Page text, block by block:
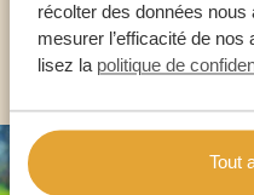
récolter des données nous
mesurer l’efficacité de
lisez la politique de
Tout